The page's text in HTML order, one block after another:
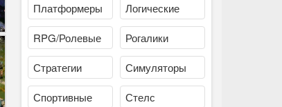
Платформеры Логические
RPG/Ролевые Рогалики
Стратегии Симуляторы
Спортивные Стелс